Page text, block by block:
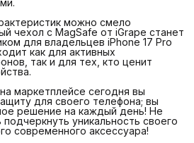
можно смело
чехол с MagSafe от iGrape станет
для владельцев iPhone 17 Pro
как для активных
так и для тех, кто ценит
маркетплейсе сегодня вы
для своего телефона; вы
решение на каждый день! Не
уникальность своего
современного аксессуара!